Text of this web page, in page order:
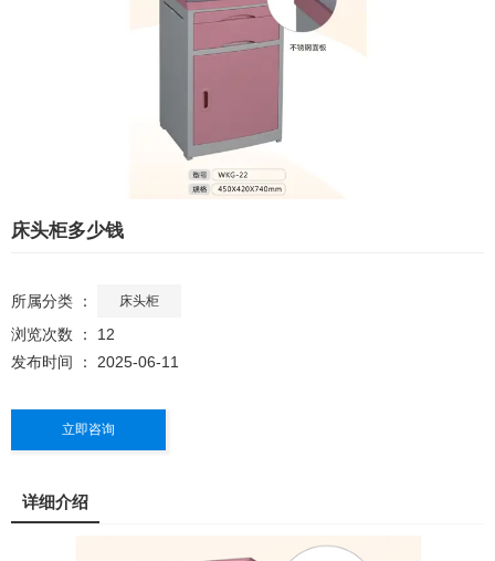
床头柜多少钱
所属分类 ： 床头柜
浏览次数 ： 12
发布时间 ： 2025-06-11
立即咨询
详细介绍